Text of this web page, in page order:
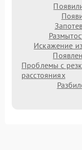
Искажение
Проблемы с
расстояниях